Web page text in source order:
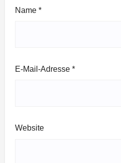
Name *
E-Mail-Adresse *
Website